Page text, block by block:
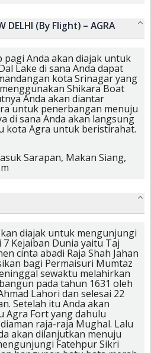
DELHI (By Flight) – AGRA
pagi Anda akan diajak untuk
Lake di sana Anda dapat
kota Srinagar yang
Shikara Boat
Anda akan diantar
untuk penerbangan menuju
di sana Anda akan langsung
kota Agra untuk beristirahat.
Sarapan, Makan Siang,
diajak untuk mengunjungi
Kejaiban Dunia yaitu Taj
cinta abadi Raja Shah Jahan
bagi Permaisuri Mumtaz
sewaktu melahirkan
pada tahun 1631 oleh
Lahori dan selesai 22
Setelah itu Anda akan
Agra Fort yang dahulu
raja-raja Mughal. Lalu
akan dilanjutkan menuju
Fatehpur Sikri